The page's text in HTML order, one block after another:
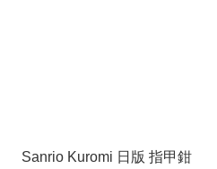
Sanrio Kuromi 日版 指甲鉗